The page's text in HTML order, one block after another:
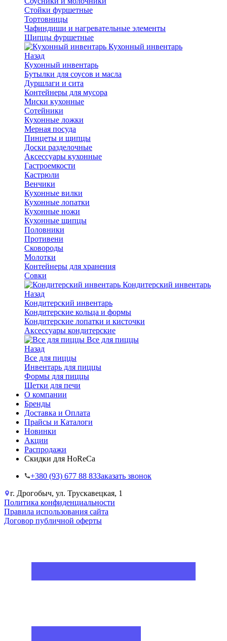
Стойки фуршетные
Тортовницы
Чафиндиши и нагревательные элементы
Щипцы фуршетные
Кухонный инвентарь
Назад
Кухонный инвентарь
Бутылки для соусов и масла
Дуршлаги и сита
Контейнеры для мусора
Миски кухонные
Сотейники
Кухонные ложки
Мерная посуда
Пинцеты и щипцы
Доски разделочные
Аксессуары кухонные
Гастроемкости
Кастрюли
Венчики
Кухонные вилки
Кухонные лопатки
Кухонные ножи
Кухонные щипцы
Половники
Противени
Сковороды
Молотки
Контейнеры для хранения
Совки
Кондитерский инвентарь
Назад
Кондитерский инвентарь
Кондитерские кольца и формы
Кондитерские лопатки и кисточки
Аксессуары кондитерские
Все для пиццы
Назад
Все для пиццы
Инвентарь для пиццы
Формы для пиццы
Щетки для печи
О компании
Бренды
Доставка и Оплата
Прайсы и Каталоги
Новинки
Акции
Распродажи
Скидки для HoReCa
+38‎0 (93) 677 88 83Заказать звонок
г. Дрогобыч, ул. Трускавецкая, 1
Политика конфиденциальности
Правила использования сайта
Договор публичной оферты